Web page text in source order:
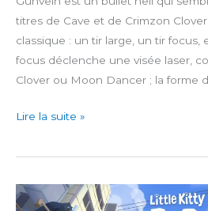
titres de Cave et de Crimzon
classique : un tir large, un tir focus,
focus déclenche une visée laser,
Clover ou Moon Dancer ; la forme
Gunvein
Lire la suite »